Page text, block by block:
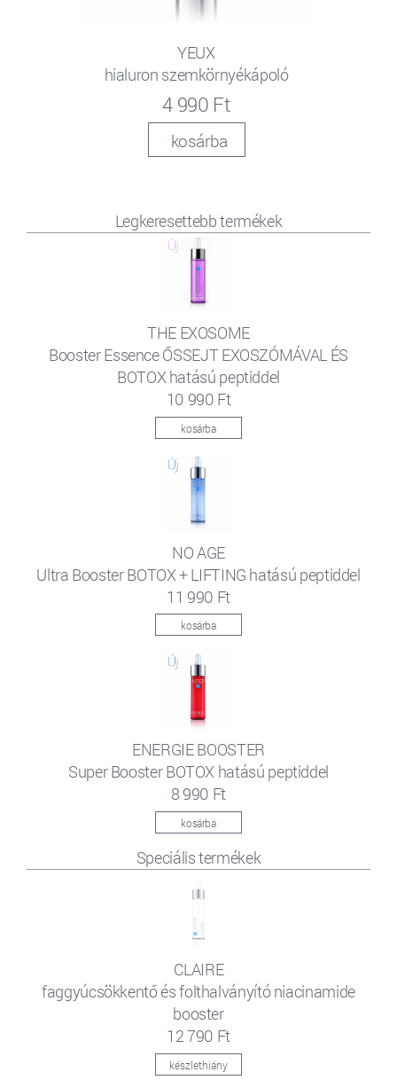
YEUX
hialuron szemkörnyékápoló
4 990 Ft
kosárba
Legkeresettebb termékek
THE EXOSOME
Booster Essence ŐSSEJT EXOSZÓMÁVAL ÉS
BOTOX hatású peptiddel
10 990 Ft
kosárba
NO AGE
Ultra Booster BOTOX + LIFTING hatású peptiddel
11 990 Ft
kosárba
ENERGIE BOOSTER
Super Booster BOTOX hatású peptiddel
8 990 Ft
kosárba
Speciális termékek
CLAIRE
faggyúcsökkentő és folthalványító niacinamide
booster
12 790 Ft
készlethiány